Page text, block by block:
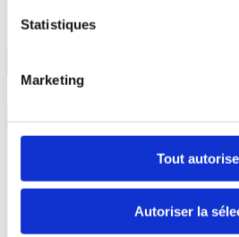
Statistiques
Marketing
Tout
Autoriser la
D’où viennent les colis,
de la